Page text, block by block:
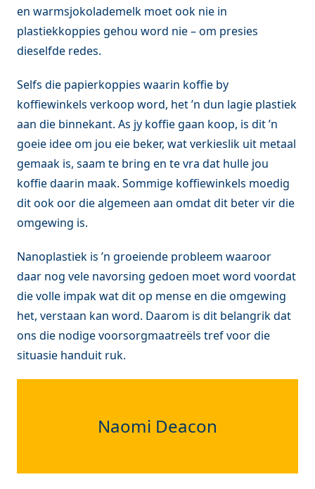
en warmsjokolademelk moet ook nie in
plastiekkoppies gehou word nie – om presies
dieselfde redes.
Selfs die papierkoppies waarin koffie by
koffiewinkels verkoop word, het ’n dun lagie plastiek
aan die binnekant. As jy koffie gaan koop, is dit ’n
goeie idee om jou eie beker, wat verkieslik uit metaal
gemaak is, saam te bring en te vra dat hulle jou
koffie daarin maak. Sommige koffiewinkels moedig
dit ook oor die algemeen aan omdat dit beter vir die
omgewing is.
Nanoplastiek is ’n groeiende probleem waaroor
daar nog vele navorsing gedoen moet word voordat
die volle impak wat dit op mense en die omgewing
het, verstaan kan word. Daarom is dit belangrik dat
ons die nodige voorsorgmaatreëls tref voor die
situasie handuit ruk.
Naomi Deacon